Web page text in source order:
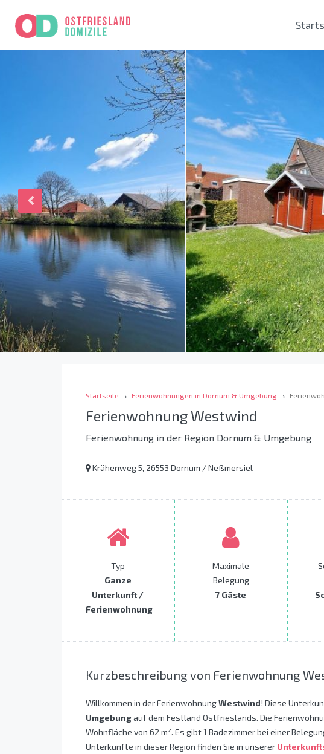
Startseite Ferienwohnungen in Dornum & Umgebung
Ferienwohnung Westwind
Ferienwohnung in der Region Dornum & Umgebung
Krähenweg 5, 26553 Dornum / Neßmersiel
Typ
Ganze
Unterkunft /
Ferienwohnung
Maximale
Belegung
7 Gäste
Kurzbeschreibung von Ferienwohnung
Willkommen in der FerienwohnungWestwind! Diese
Umgebungauf dem Festland Ostfrieslands. Die
Wohnfläche von 62 m². Es gibt 1 Badezimmer bei einer
Unterkünfte in dieser Region finden Sie in unserer